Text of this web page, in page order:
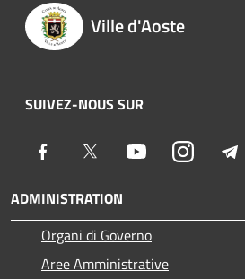
Ville d'Aoste
SUIVEZ-NOUS SUR
Facebook Twitter YoutubeInstagram
ADMINISTRATION
Organi di Governo
Aree Amministrative